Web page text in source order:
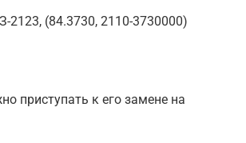
2123, (84.3730, 2110-3730000)
приступать к его замене на